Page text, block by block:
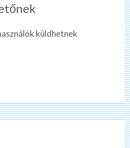
küldhetnek